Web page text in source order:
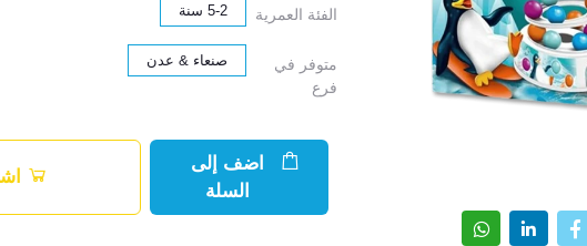
الفئة العمرية 5-2 سنة
متوفر في
فرع
صنعاء & عدن
اضف إلى
السلة